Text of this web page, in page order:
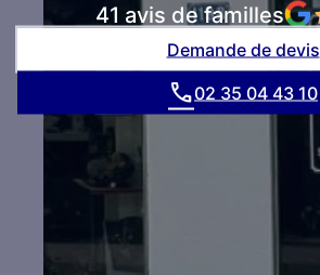
41 avis de familles
Demande de devis
02 35 04 43 10